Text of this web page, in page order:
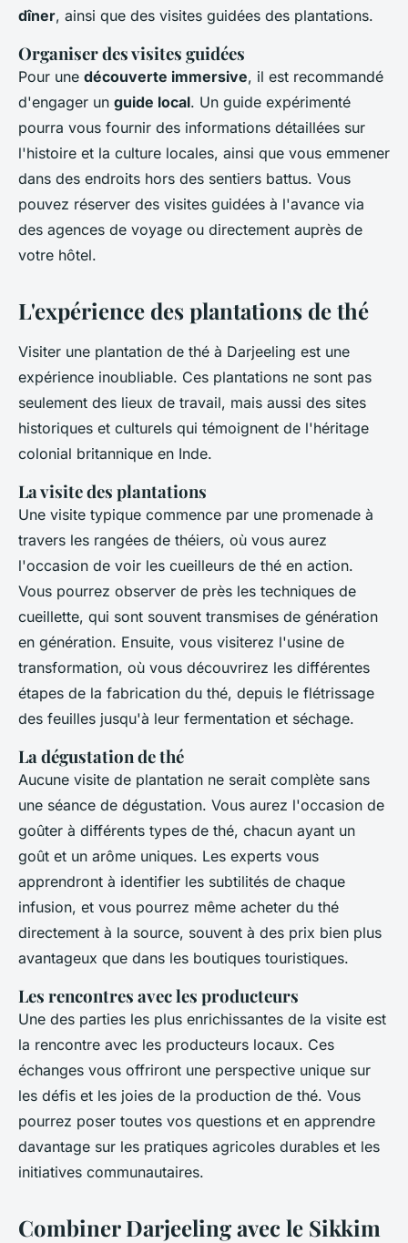
dîner, ainsi que des visites guidées des plantations.
Organiser des visites guidées
Pour une découverte immersive, il est recommandé
d'engager un guide local. Un guide expérimenté
pourra vous fournir des informations détaillées sur
l'histoire et la culture locales, ainsi que vous emmener
dans des endroits hors des sentiers battus. Vous
pouvez réserver des visites guidées à l'avance via
des agences de voyage ou directement auprès de
votre hôtel.
L'expérience des plantations de thé
Visiter une plantation de thé à Darjeeling est une
expérience inoubliable. Ces plantations ne sont pas
seulement des lieux de travail, mais aussi des sites
historiques et culturels qui témoignent de l'héritage
colonial britannique en Inde.
La visite des plantations
Une visite typique commence par une promenade à
travers les rangées de théiers, où vous aurez
l'occasion de voir les cueilleurs de thé en action.
Vous pourrez observer de près les techniques de
cueillette, qui sont souvent transmises de génération
en génération. Ensuite, vous visiterez l'usine de
transformation, où vous découvrirez les différentes
étapes de la fabrication du thé, depuis le flétrissage
des feuilles jusqu'à leur fermentation et séchage.
La dégustation de thé
Aucune visite de plantation ne serait complète sans
une séance de dégustation. Vous aurez l'occasion de
goûter à différents types de thé, chacun ayant un
goût et un arôme uniques. Les experts vous
apprendront à identifier les subtilités de chaque
infusion, et vous pourrez même acheter du thé
directement à la source, souvent à des prix bien plus
avantageux que dans les boutiques touristiques.
Les rencontres avec les producteurs
Une des parties les plus enrichissantes de la visite est
la rencontre avec les producteurs locaux. Ces
échanges vous offriront une perspective unique sur
les défis et les joies de la production de thé. Vous
pourrez poser toutes vos questions et en apprendre
davantage sur les pratiques agricoles durables et les
initiatives communautaires.
Combiner Darjeeling avec le Sikkim